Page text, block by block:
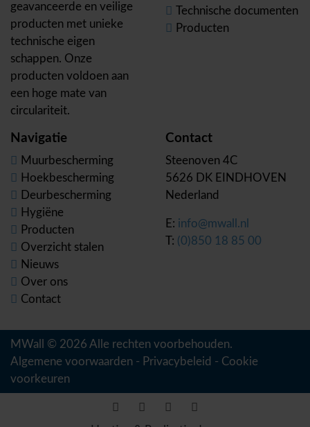
geavanceerde en veilige
producten met unieke
technische eigen
schappen. Onze
producten voldoen aan
een hoge mate van
circulariteit.
Technische documenten
Producten
Navigatie
Muurbescherming
Hoekbescherming
Deurbescherming
Hygiëne
Producten
Overzicht stalen
Nieuws
Over ons
Contact
Contact
Steenoven 4C
5626 DK EINDHOVEN
Nederland
E: info@mwall.nl
T: (0)850 18 85 00
MWall © 2026 Alle rechten voorbehouden.
Algemene voorwaarden - Privacybeleid - Cookie
voorkeuren